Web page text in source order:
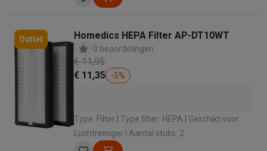
Outlet Homedics HEPA Filter AP-DT10WT
0 beoordelingen
€ 11,95
€ 11,35
-5%
Type: Filter | Type filter: HEPA | Geschikt voor:
Luchtreiniger | Aantal stuks: 2